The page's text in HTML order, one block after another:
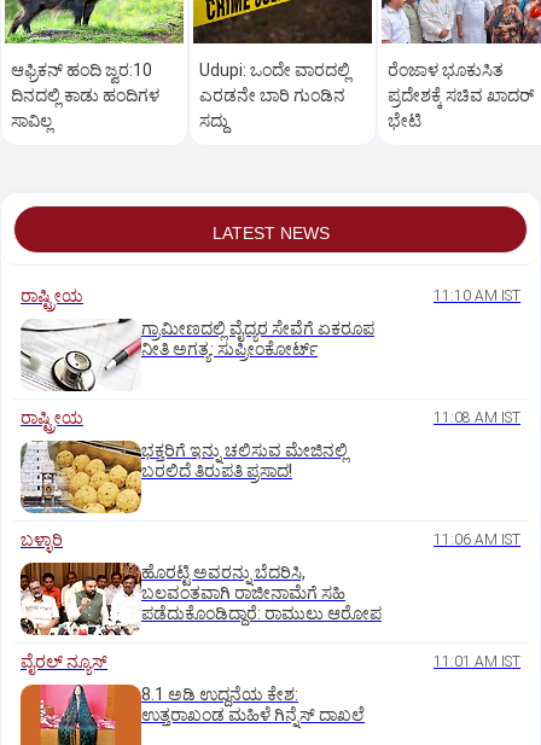
ಆಫ್ರಿಕನ್‌ ಹಂದಿ ಜ್ವರ:10
ದಿನದಲ್ಲಿ ಕಾಡು ಹಂದಿಗಳ
ಸಾವಿಲ್ಲ
Udupi: ಒಂದೇ ವಾರದಲ್ಲಿ
ಎರಡನೇ ಬಾರಿ ಗುಂಡಿನ
ಸದ್ದು
ರೆಂಜಾಳ ಭೂಕುಸಿತ
ಪ್ರದೇಶಕ್ಕೆ ಸಚಿವ ಖಾದರ್‌
ಭೇಟಿ
LATEST NEWS
ರಾಷ್ಟ್ರೀಯ 11:10 AM IST
ಗ್ರಾಮೀಣದಲ್ಲಿ ವೈದ್ಯರ ಸೇವೆಗೆ ಏಕರೂಪ
ನೀತಿ ಅಗತ್ಯ: ಸುಪ್ರೀಂಕೋರ್ಟ್‌
ರಾಷ್ಟ್ರೀಯ 11:08 AM IST
ಭಕ್ತರಿಗೆ ಇನ್ನು ಚಲಿಸುವ ಮೇಜಿನಲ್ಲಿ
ಬರಲಿದೆ ತಿರುಪತಿ ಪ್ರಸಾದ!
ಬಳ್ಳಾರಿ 11:06 AM IST
ಹೊರಟ್ಟಿ ಅವರನ್ನು ಬೆದರಿಸಿ,
ಬಲವಂತವಾಗಿ ರಾಜೀನಾಮೆಗೆ ಸಹಿ
ಪಡೆದುಕೊಂಡಿದ್ದಾರೆ: ರಾಮುಲು ಆರೋಪ
ವೈರಲ್ ನ್ಯೂಸ್ 11:01 AM IST
8.1 ಅಡಿ ಉದ್ದನೆಯ ಕೇಶ:
ಉತ್ತರಾಖಂಡ ಮಹಿಳೆ ಗಿನ್ನೆಸ್‌ ದಾಖಲೆ